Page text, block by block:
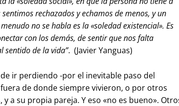
rechazados y echamos de menos, y un
no se habla es la «soledad existencial». Es
con los demás, de sentir que nos falta
sentido de la vida”. (Javier Yanguas)
perdiendo -por el inevitable paso del
de donde siempre vivieron, o por otros
a su propia pareja. Y eso «no es bueno».